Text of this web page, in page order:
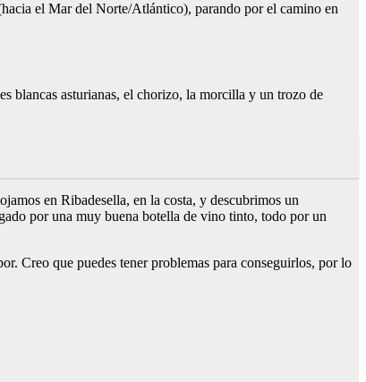
el Mar del Norte/Atlántico), parando por el camino en
blancas asturianas, el chorizo, la morcilla y un trozo de
en Ribadesella, en la costa, y descubrimos un
por una muy buena botella de vino tinto, todo por un
Creo que puedes tener problemas para conseguirlos, por lo